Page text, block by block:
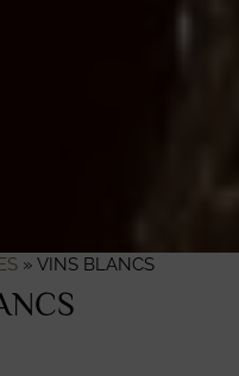
» VINS BLANCS